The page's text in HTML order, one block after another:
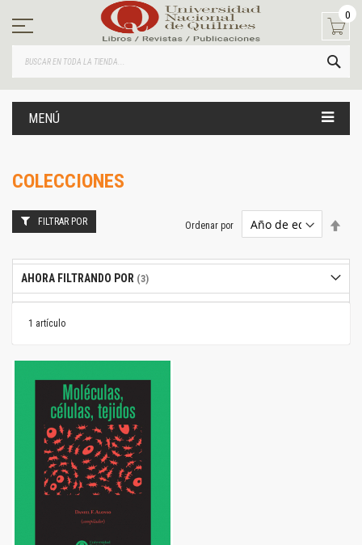
contenido
0
MENÚ
COLECCIONES
1 artículo
Ordenar por
FILTRAR POR
AHORA FILTRANDO POR